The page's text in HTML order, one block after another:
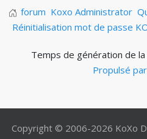
forum Koxo Administrator
Réinitialisation mot de passe
Temps de génération de
Propulsé par
Copyright © 2006-2026 KoXo